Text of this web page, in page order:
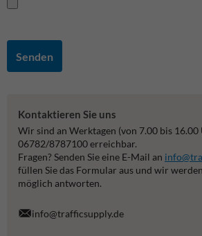
Senden
Kontaktieren Sie uns
Wir sind an Werktagen (von 7.00 bis 16.00
06782/8787100 erreichbar.
Fragen? Senden Sie eine E-Mail an
füllen Sie das Formular aus und wir
möglich antworten.
info@trafficsupply.de